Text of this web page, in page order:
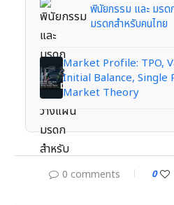
พินัยกรรม และ มร
มรดกสำหรับคนไทย
Market Profile: TPO,
Initial Balance, Single
Market Theory
0 comments 0